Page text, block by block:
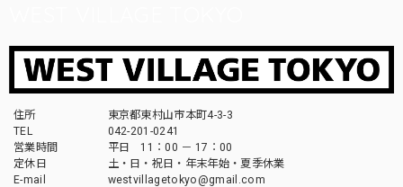
住所
東京都東村山市本町4-3-3
TEL
042-201-0241
営業時間
平日 11：00 － 17：00
定休日
土・日・祝日・年末年始・夏季休業
E-mail
westvillagetokyo@gmail.com